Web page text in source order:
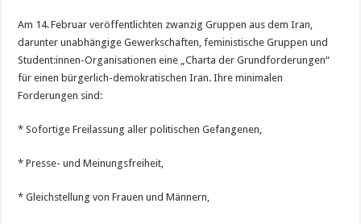
Am 14. Februar veröffentlichten zwanzig Gruppen aus dem Iran,
darunter unabhängige Gewerkschaften, feministische Gruppen und
Student:innen-Organisationen eine „Charta der Grundforderungen“
für einen bürgerlich-demokratischen Iran. Ihre minimalen
Forderungen sind:
* Sofortige Freilassung aller politischen Gefangenen,
* Presse- und Meinungsfreiheit,
* Gleichstellung von Frauen und Männern,